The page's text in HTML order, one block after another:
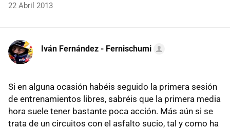
22 Abril 2013
Iván Fernández - Fernischumi
Si en alguna ocasión habéis seguido la primera sesión
de entrenamientos libres, sabréis que la primera media
hora suele tener bastante poca acción. Más aún si se
trata de un circuitos con el asfalto sucio, tal y como ha